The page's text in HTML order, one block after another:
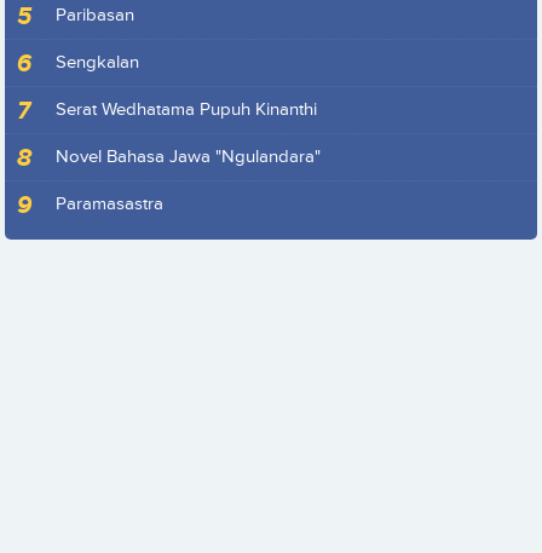
Paribasan
Sengkalan
Serat Wedhatama Pupuh Kinanthi
Novel Bahasa Jawa "Ngulandara"
Paramasastra